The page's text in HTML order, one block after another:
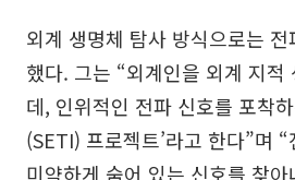
외계 생명체 탐사 방식으로는
했다. 그는 “외계인을 외계 지적
데, 인위적인 전파 신호를 포착
(SETI) 프로젝트’라고 한다”며
미약하게 숨어 있는 신호를 찾